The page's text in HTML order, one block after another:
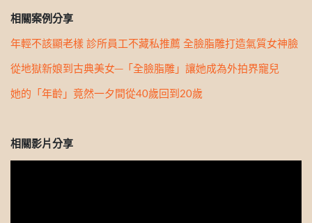
相關案例分享
年輕不該顯老樣 診所員工不藏私推薦 全臉脂雕打造氣質女神臉
從地獄新娘到古典美女─「全臉脂雕」讓她成為外拍界寵兒
她的「年齡」竟然一夕間從40歲回到20歲
相關影片分享